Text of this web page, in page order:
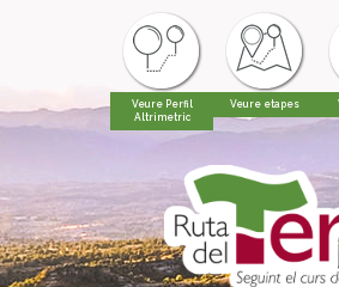
Veure Perfil
Altrimetric
Veure etapes